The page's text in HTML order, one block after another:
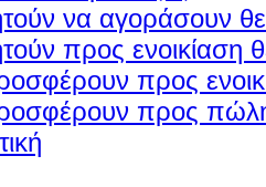
να αγοράσουν
προς ενοικίαση
προς
προς